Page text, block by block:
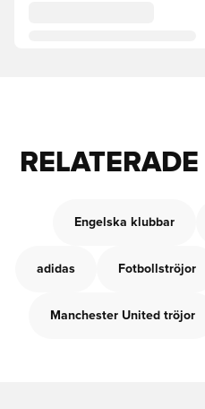
Engelska klubbar
adidas Fotbollströjor
Manchester United tröjor